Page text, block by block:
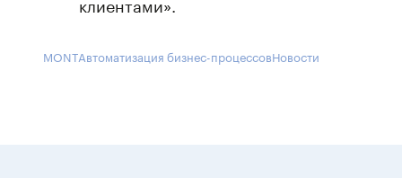
MONTАвтоматизация бизнес-процессовНовости